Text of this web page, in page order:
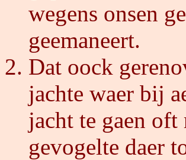
wegens onsen
geemaneert.
Dat oock
jachte waer bij
jacht te gaen
gevogelte daer